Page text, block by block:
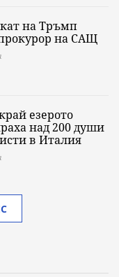
на Тръмп
на САЩ
езерото
над 200 души
в Италия